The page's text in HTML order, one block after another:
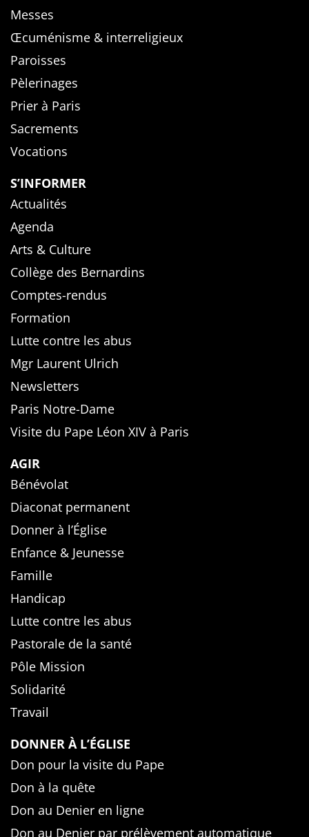
Messes
Œcuménisme & interreligieux
Paroisses
Pèlerinages
Prier à Paris
Sacrements
Vocations
S’INFORMER
Actualités
Agenda
Arts & Culture
Collège des Bernardins
Comptes-rendus
Formation
Lutte contre les abus
Mgr Laurent Ulrich
Newsletters
Paris Notre-Dame
Visite du Pape Léon XIV à Paris
AGIR
Bénévolat
Diaconat permanent
Donner à l’Église
Enfance & Jeunesse
Famille
Handicap
Lutte contre les abus
Pastorale de la santé
Pôle Mission
Solidarité
Travail
DONNER À L’ÉGLISE
Don pour la visite du Pape
Don à la quête
Don au Denier en ligne
Don au Denier par prélèvement automatique